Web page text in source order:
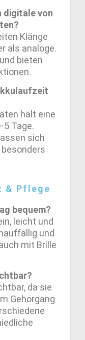
digitale von
Klänge
als analoge.
bieten
hält eine
Tage.
sich
& Pflege
bequem?
leicht und
und
mit Brille
da sie
Gehörgang